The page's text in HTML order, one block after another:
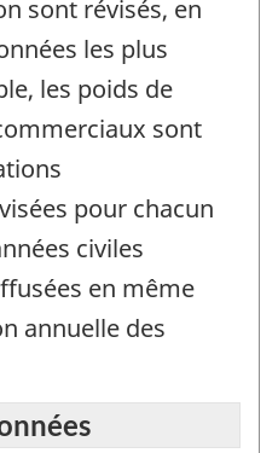
sont révisés, en
les plus
les poids de
sont
pour chacun
civiles
en même
annuelle des